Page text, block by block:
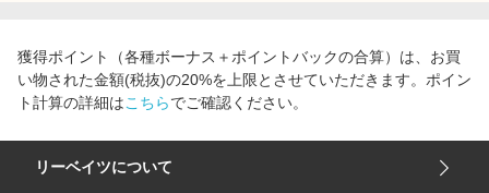
獲得ポイント（各種ボーナス＋ポイントバックの合算）は、お買
い物された金額(税抜)の20%を上限とさせていただきます。ポイン
ト計算の詳細はこちらでご確認ください。
リーベイツについて